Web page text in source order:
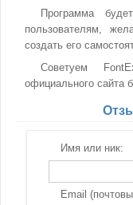
Программа
пользователям,
создать его
Советуем
официального сайта
Имя или ник:
Email